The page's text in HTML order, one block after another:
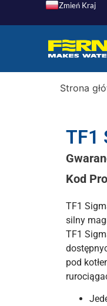
Zmień Kraj
Strona
TF1
Kod
TF1
silny
TF1
pod